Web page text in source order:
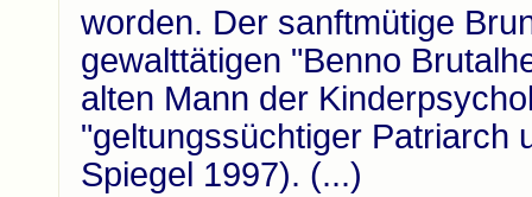
worden. Der sanftmütige
gewalttätigen "Benno
alten Mann der
"geltungssüchtiger Patriarch
Spiegel 1997). (...)